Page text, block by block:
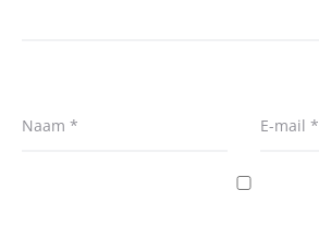
Naam * E-mail *